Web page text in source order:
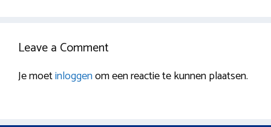
Leave a Comment
Je moetinloggenom een reactie te kunnen plaatsen.